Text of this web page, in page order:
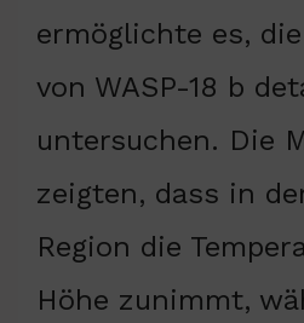
ermöglichte es,
von WASP-18 b
untersuchen. Die
zeigten, dass in
Region die
Höhe zunimmt,